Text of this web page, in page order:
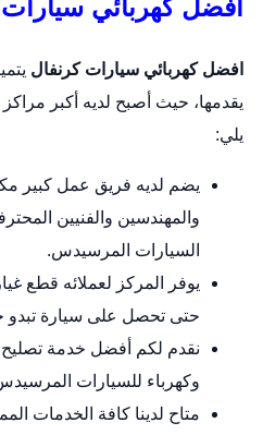
افضل كهربائي
افضل كهربائي سيارات كرنفال
يقدمها، حيث أصبح لديه أكبر مراكز
يلي:
يضم لديه فريق عمل كبير
والمهندسين والفنيين
السيارات المرسيدس.
يوفر المركز لعملائه قطع
حتى تحصل على سيارة تبدو
نقدم لكم أفضل خدمة
وكهرباء للسيارات
متاح لدينا كافة الخدمات